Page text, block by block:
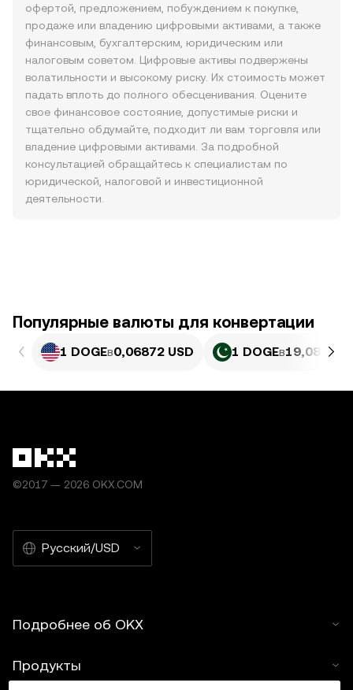
офертой, предложением, побуждением к покупке,
продаже или владению цифровыми активами, а также
финансовым, бухгалтерским, юридическим или
налоговым советом. Цифровые активы подвержены
волатильности и высокому риску. Их стоимость может
падать вплоть до полного обесценивания. Оцените
свое финансовое состояние, допустимые риски и
тщательно обдумайте, подходит ли вам торговля или
владение цифровыми активами. За подробной
консультацией обращайтесь к специалистам по
юридической, налоговой и инвестиционной
деятельности.
Популярные валюты для конвертации
1 DOGEв0,06872 USD 1 DOGEв19,08 PKR
©2017 — 2026 OKX.COM
Русский/USD
Подробнее об OKX
Продукты